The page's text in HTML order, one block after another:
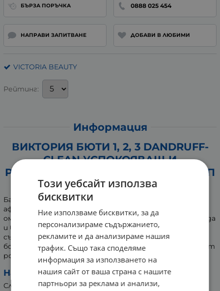
БЪРЗА ПОРЪЧКА 0888 025 454
НАПРАВИ ЗАПИТВАНЕ ДОБАВИ В ЛЮБИМИ
VICTORIA BEAUTY
Рейтинг:
Информация
ВИКТОРИЯ БЮТИ 1, 2, 3 DANDRUFF-
CLEAN УСПОКОЯВАЩ И
РЕБАЛАНСИРАЩ БАЛСАМ ЗА СКАЛП
С РОЗМАРИН 200 мл
Балсамът е предназначен за употреба върху скалп,
афектиран от пърхот, раздразнение и прекомерно
омазняване. Успокоява, регулира омазняването, охлажда
и възвръща комфорта на кожата. Зареден с мощни
съставки с грижа за микробиома на скалпа -
ботанически комплекси, джинджифил, кофеин, масло от
розмарин и ментол.
Начин на употреба:
След като измиете косата с шампоан, изстискайте
Този уебсайт използва
бисквитки
Ние използваме бисквитки, за да
персонализираме съдържанието,
рекламите и да анализираме нашия
трафик. Също така споделяме
информация за използването на
нашия сайт от ваша страна с нашите
партньори за реклама и анализи,